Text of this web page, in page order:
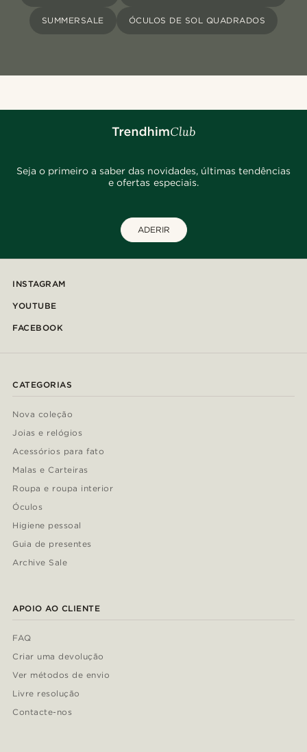
SUMMERSALE ÓCULOS DE SOL QUADRADOS
Seja o primeiro a saber das novidades, últimas tendências
e ofertas especiais.
ADERIR
INSTAGRAM
YOUTUBE
FACEBOOK
CATEGORIAS
Nova coleção
Joias e relógios
Acessórios para fato
Malas e Carteiras
Roupa e roupa interior
Óculos
Higiene pessoal
Guia de presentes
Archive Sale
APOIO AO CLIENTE
FAQ
Criar uma devolução
Ver métodos de envio
Livre resolução
Contacte-nos